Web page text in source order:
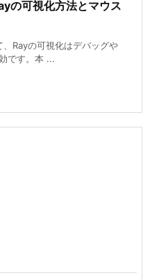
の可視化方法とマウス
Rayの可視化はデバッグや
です。本 ...